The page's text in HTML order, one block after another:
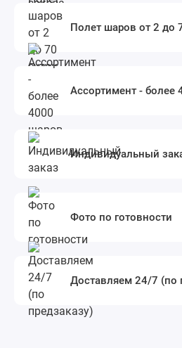
Полет шаров от 2 до
Ассортимент - более
Индивидуальный
Фото по готовности
Доставляем 24/7 (по